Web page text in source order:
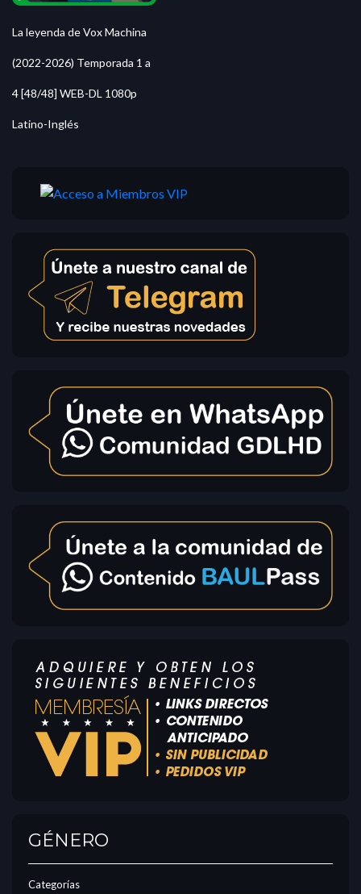
La leyenda de Vox Machina
(2022-2026) Temporada 1 a
4 [48/48] WEB-DL 1080p
Latino-Inglés
GÉNERO
Categorías